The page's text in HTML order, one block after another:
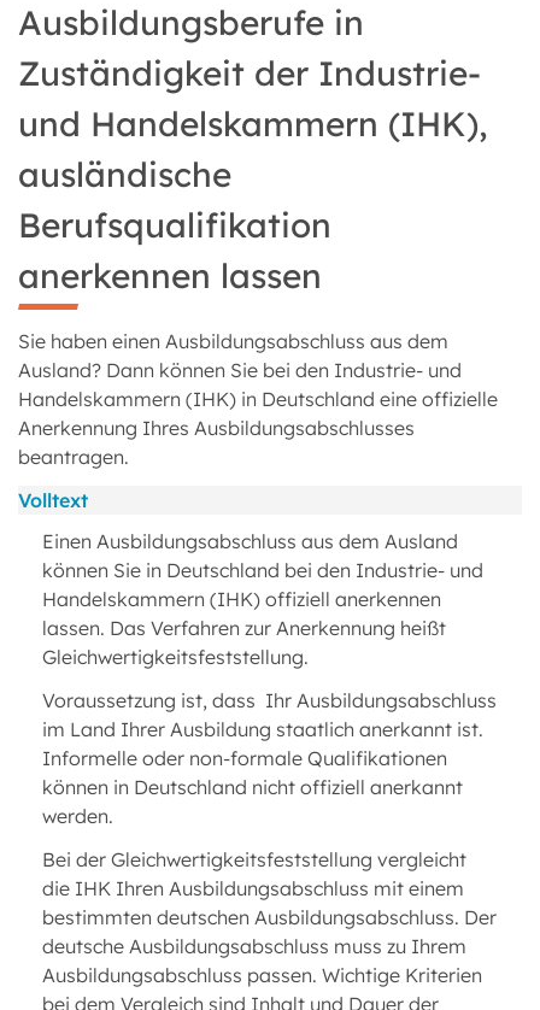
Ausbildungsberufe in
Zuständigkeit der Industrie-
und Handelskammern (IHK),
ausländische
Berufsqualifikation
anerkennen lassen
Sie haben einen Ausbildungsabschluss aus dem
Ausland? Dann können Sie bei den Industrie- und
Handelskammern (IHK) in Deutschland eine offizielle
Anerkennung Ihres Ausbildungsabschlusses
beantragen.
Volltext
Einen Ausbildungsabschluss aus dem Ausland
können Sie in Deutschland bei den Industrie- und
Handelskammern (IHK) offiziell anerkennen
lassen. Das Verfahren zur Anerkennung heißt
Gleichwertigkeitsfeststellung.
Voraussetzung ist, dass Ihr Ausbildungsabschluss
im Land Ihrer Ausbildung staatlich anerkannt ist.
Informelle oder non-formale Qualifikationen
können in Deutschland nicht offiziell anerkannt
werden.
Bei der Gleichwertigkeitsfeststellung vergleicht
die IHK Ihren Ausbildungsabschluss mit einem
bestimmten deutschen Ausbildungsabschluss. Der
deutsche Ausbildungsabschluss muss zu Ihrem
Ausbildungsabschluss passen. Wichtige Kriterien
bei dem Vergleich sind Inhalt und Dauer der